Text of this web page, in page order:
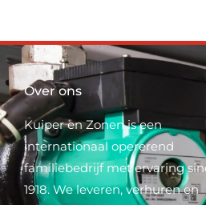
Over ons
Kuiper en Zonen is een
internationaal opererend
familiebedrijf met ervaring
1918. We leveren, verhuren en